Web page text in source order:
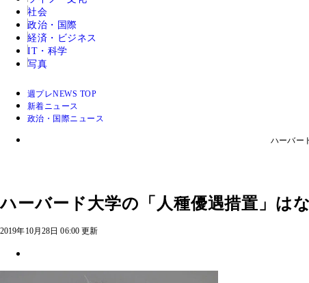
社会
政治・国際
経済・ビジネス
IT・科学
写真
週プレNEWS TOP
新着ニュース
政治・国際ニュース
ハーバー
ハーバード大学の「人種優遇措置」は
2019年10月28日 06:00 更新